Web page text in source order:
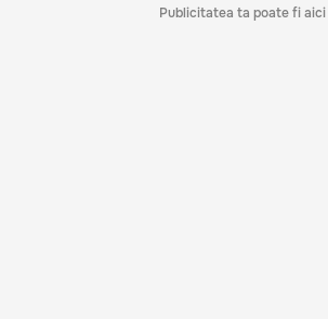
Publicitatea ta poate fi aici